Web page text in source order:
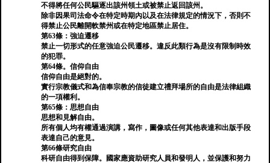
不得將任何公民驅逐出該州領土或被禁止返回該州。
除非因果司法命令在特定時期內以及在法律規定的情況下，否則不
得禁止公民離開軟禁州或在特定地區禁止居住。
第63條：強迫遷移
禁止一切形式的任意強迫公民遷移。違反此類行為是沒有限制時效
的犯罪。
第64條。信仰自由
信仰自由是​​絕對的。
實行宗教儀式和為信奉宗教的信徒建立禮拜場所的自由是法律組織
的一項權利。
第65條：思想自由
思想和見解自由。
所有個人均有權通過演講，寫作，圖像或任何其他表達和出版手段
表達自己的意見。
第66條研究自由
科研自由得到保障。國家應資助研究人員和發明人，並保護和努力